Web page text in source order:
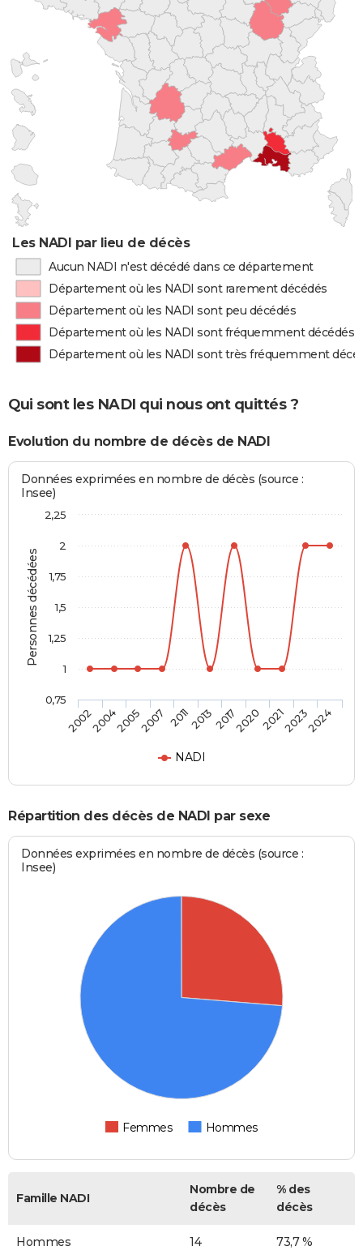
Les NADI par lieu de décès
Aucun NADI n'est décédé dans ce département
Département où les NADI sont rarement décédés
Département où les NADI sont peu décédés
Département où les NADI sont fréquemment décédés
Département où les NADI sont très fréquemment
Qui sont les NADI qui nous ont quittés ?
Evolution du nombre de décès de NADI
Personnes décédées
Données exprimées en nombre de décès (source :
Insee)
NADI
2002200420052007 2011201320172020202120232024
0,75
1
1,25
1,5
1,75
2
2,25
Répartition des décès de NADI par sexe
Données exprimées en nombre de décès (source :
Insee)
Femmes Hommes
Famille NADI
Nombre de
décès
% des
décès
Hommes 14 73,7 %